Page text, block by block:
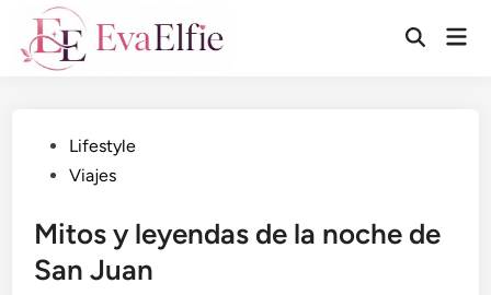
Saltar
contenido
Abrir
Publicado
en
Lifestyle
Viajes
Mitos y leyendas de la noche de
San Juan